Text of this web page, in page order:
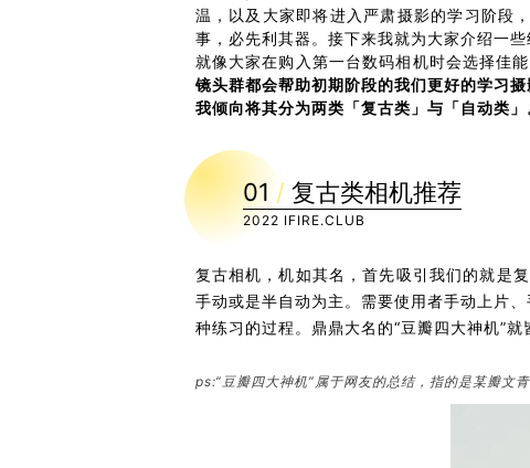
温，以及大家即将进入严肃摄影的学习阶段
事，必先利其器。接下来我就为大家介绍一
就像大家在购入第一台数码相机时会选择佳
镜头群都会帮助初期阶段的我们更好的学习摄
我倾向将其分为两类「复古类」与「自动类」
01 / 复古类相机推荐
2022 IFIRE.CLUB
复古相机，机如其名，首先吸引我们的就是
手动或是半自动为主。需要使用者手动上片
种练习的过程。鼎鼎大名的“豆瓣四大神机”就
ps:“豆瓣四大神机”属于网友的总结，指的是某瓣文